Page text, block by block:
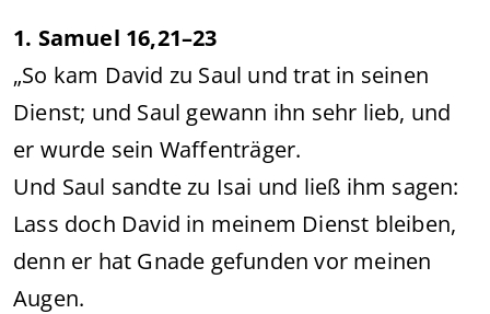
1. Samuel 16,21–23
„So kam David zu Saul und trat in seinen
Dienst; und Saul gewann ihn sehr lieb, und
er wurde sein Waffenträger.
Und Saul sandte zu Isai und ließ ihm sagen:
Lass doch David in meinem Dienst bleiben,
denn er hat Gnade gefunden vor meinen
Augen.